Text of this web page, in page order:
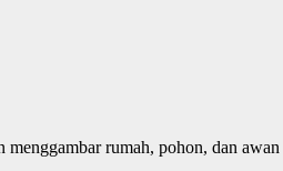
rumah, pohon, dan